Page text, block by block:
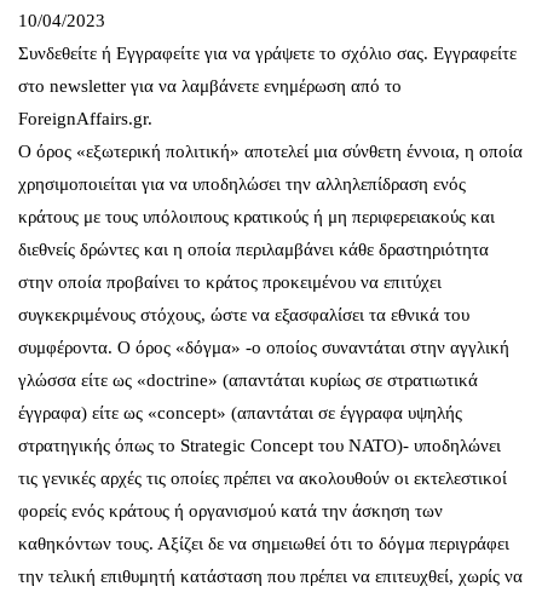
10/04/2023
Συνδεθείτε ή Εγγραφείτε για να γράψετε το σχόλιο σας. Εγγραφείτε
στο newsletter για να λαμβάνετε ενημέρωση από το
ForeignAffairs.gr.
Ο όρος «εξωτερική πολιτική» αποτελεί μια σύνθετη έννοια, η οποία
χρησιμοποιείται για να υποδηλώσει την αλληλεπίδραση ενός
κράτους με τους υπόλοιπους κρατικούς ή μη περιφερειακούς και
διεθνείς δρώντες και η οποία περιλαμβάνει κάθε δραστηριότητα
στην οποία προβαίνει το κράτος προκειμένου να επιτύχει
συγκεκριμένους στόχους, ώστε να εξασφαλίσει τα εθνικά του
συμφέροντα. Ο όρος «δόγμα» -ο οποίος συναντάται στην αγγλική
γλώσσα είτε ως «doctrine» (απαντάται κυρίως σε στρατιωτικά
έγγραφα) είτε ως «concept» (απαντάται σε έγγραφα υψηλής
στρατηγικής όπως το Strategic Concept του ΝΑΤΟ)- υποδηλώνει
τις γενικές αρχές τις οποίες πρέπει να ακολουθούν οι εκτελεστικοί
φορείς ενός κράτους ή οργανισμού κατά την άσκηση των
καθηκόντων τους. Αξίζει δε να σημειωθεί ότι το δόγμα περιγράφει
την τελική επιθυμητή κατάσταση που πρέπει να επιτευχθεί, χωρίς να